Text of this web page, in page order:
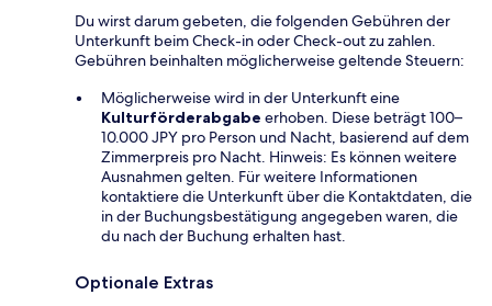
Du wirst darum gebeten, die folgenden Gebühren der
Unterkunft beim Check-in oder Check-out zu zahlen.
Gebühren beinhalten möglicherweise geltende Steuern:
Möglicherweise wird in der Unterkunft eine
Kulturförderabgabe erhoben. Diese beträgt 100–
10.000 JPY pro Person und Nacht, basierend auf dem
Zimmerpreis pro Nacht. Hinweis: Es können weitere
Ausnahmen gelten. Für weitere Informationen
kontaktiere die Unterkunft über die Kontaktdaten, die
in der Buchungsbestätigung angegeben waren, die
du nach der Buchung erhalten hast.
Optionale Extras